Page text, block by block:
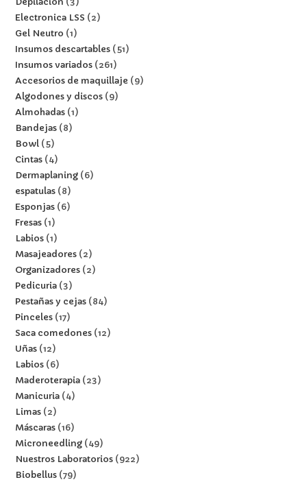
Electronica LSS
2
Gel Neutro
1
Insumos descartables 51
Insumos variados 261
Accesorios de maquillaje
9
Algodones y discos 9
Almohadas 1
Bandejas 8
Bowl 5
Cintas 4
Dermaplaning 6
espatulas 8
Esponjas 6
Fresas 1
Labios 1
Masajeadores 2
Organizadores 2
Pedicuria 3
Pestañas y cejas 84
Pinceles 17
Saca comedones 12
Uñas 12
Labios 6
Maderoterapia 23
Manicuria 4
Limas 2
Máscaras 16
Microneedling 49
Nuestros Laboratorios 922
Biobellus 79